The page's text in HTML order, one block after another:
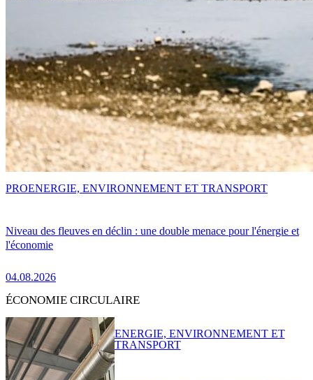
Niveau des fleuves en déclin : une double menace pour l'énergie et
l'économie
04.08.2026
PROENERGIE, ENVIRONNEMENT ET TRANSPORT
ÉCONOMIE CIRCULAIRE
ENERGIE, ENVIRONNEMENT ET
TRANSPORT